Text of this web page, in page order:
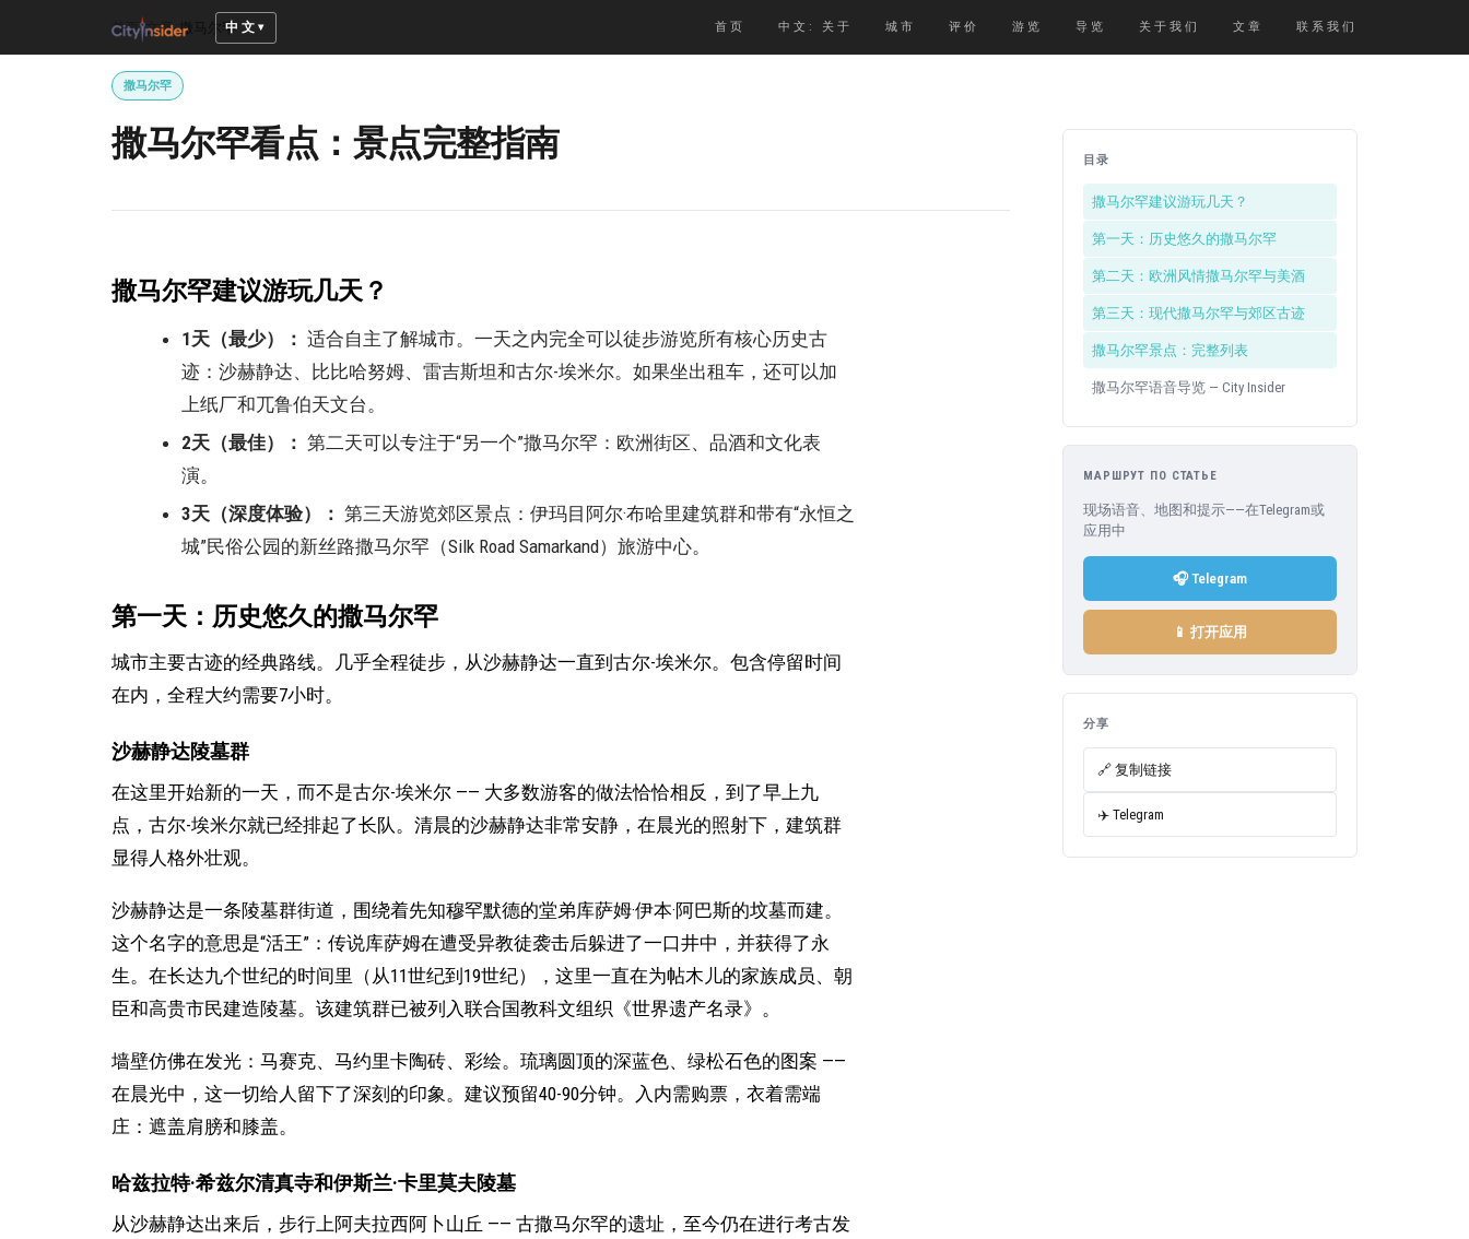
中文 首页 中文: 关于 城市 评价 游览 导览 关于我们 文章 联系我们
首页/文章/撒马尔罕
撒马尔罕
撒马尔罕看点：景点完整指南
撒马尔罕建议游玩几天？
1天（最少）： 适合自主了解城市。一天之内完全可以徒步游览所有核心历史古
迹：沙赫静达、比比哈努姆、雷吉斯坦和古尔-埃米尔。如果坐出租车，还可以加
上纸厂和兀鲁伯天文台。
2天（最佳）： 第二天可以专注于“另一个”撒马尔罕：欧洲街区、品酒和文化表
演。
3天（深度体验）： 第三天游览郊区景点：伊玛目阿尔·布哈里建筑群和带有“永恒之
城”民俗公园的新丝路撒马尔罕（Silk Road Samarkand）旅游中心。
第一天：历史悠久的撒马尔罕
城市主要古迹的经典路线。几乎全程徒步，从沙赫静达一直到古尔-埃米尔。包含停留时间
在内，全程大约需要7小时。
沙赫静达陵墓群
在这里开始新的一天，而不是古尔-埃米尔 —— 大多数游客的做法恰恰相反，到了早上九
点，古尔-埃米尔就已经排起了长队。清晨的沙赫静达非常安静，在晨光的照射下，建筑群
显得人格外壮观。
沙赫静达是一条陵墓群街道，围绕着先知穆罕默德的堂弟库萨姆·伊本·阿巴斯的坟墓而建。
这个名字的意思是“活王”：传说库萨姆在遭受异教徒袭击后躲进了一口井中，并获得了永
生。在长达九个世纪的时间里（从11世纪到19世纪），这里一直在为帖木儿的家族成员、朝
臣和高贵市民建造陵墓。该建筑群已被列入联合国教科文组织《世界遗产名录》。
墙壁仿佛在发光：马赛克、马约里卡陶砖、彩绘。琉璃圆顶的深蓝色、绿松石色的图案 ——
在晨光中，这一切给人留下了深刻的印象。建议预留40-90分钟。入内需购票，衣着需端
庄：遮盖肩膀和膝盖。
哈兹拉特·希兹尔清真寺和伊斯兰·卡里莫夫陵墓
从沙赫静达出来后，步行上阿夫拉西阿卜山丘 —— 古撒马尔罕的遗址，至今仍在进行考古发
目录
撒马尔罕建议游玩几天？
第一天：历史悠久的撒马尔罕
第二天：欧洲风情撒马尔罕与美酒
第三天：现代撒马尔罕与郊区古迹
撒马尔罕景点：完整列表
撒马尔罕语音导览 — City Insider
МАРШРУТ ПО СТАТЬЕ
现场语音、地图和提示——在Telegram或
应用中
🎧 Telegram
📱 打开应用
分享
🔗 复制链接
✈️ Telegram